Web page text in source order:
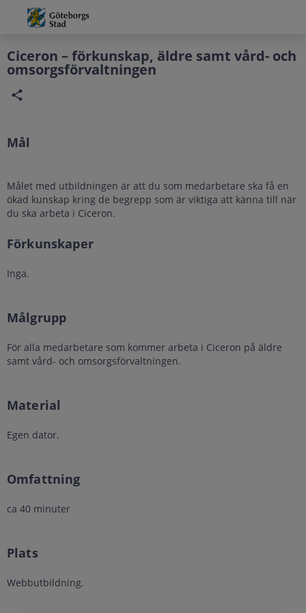
Grade
Portal
Ciceron – förkunskap, äldre samt vård- och
omsorgsförvaltningen
Mål
Målet med utbildningen är att du som medarbetare ska få en
ökad kunskap kring de begrepp som är viktiga att känna till när
du ska arbeta i Ciceron.
Förkunskaper
Inga.
Målgrupp
För alla medarbetare som kommer arbeta i Ciceron på äldre
samt vård- och omsorgsförvaltningen.
Material
Egen dator.
Omfattning
ca 40 minuter
Plats
Webbutbildning.